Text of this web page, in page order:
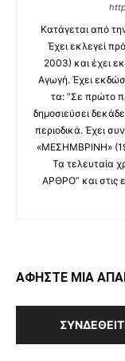
Κατάγεται από
Έχει εκλεγεί
2003) και έχει
Αγωγή. Έχει
τα: “Σε πρώτο
δημοσιεύσει
περιοδικά. Έχει
«ΜΕΣΗΜΒΡΙΝΗ»
Τα τελευταία
ΑΡΘΡΟ” και στις
ΑΦΗΣΤΕ ΜΙΑ